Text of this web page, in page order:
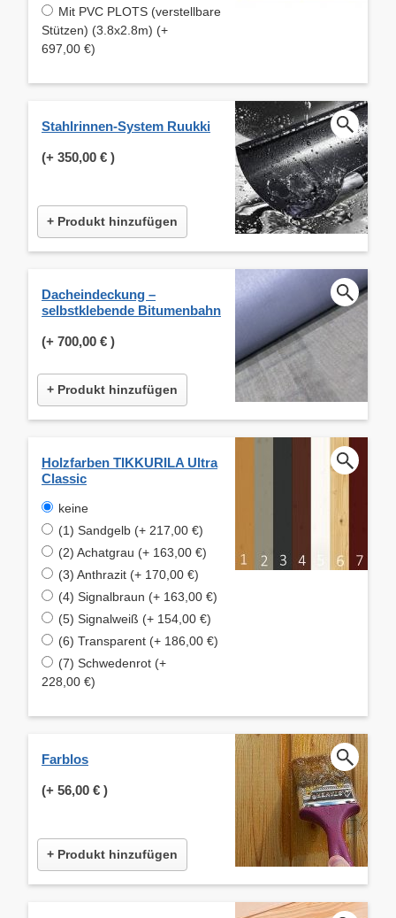
Mit PVC PLOTS (verstellbare
Stützen) (3.8x2.8m) (+
697,00 €)
Stahlrinnen-System Ruukki
(+ 350,00 € )
+ Produkt hinzufügen
Dacheindeckung –
selbstklebende Bitumenbahn
(+ 700,00 € )
+ Produkt hinzufügen
Holzfarben TIKKURILA Ultra
Classic
keine
(1) Sandgelb (+ 217,00 €)
(2) Achatgrau (+ 163,00 €)
(3) Anthrazit (+ 170,00 €)
(4) Signalbraun (+ 163,00 €)
(5) Signalweiß (+ 154,00 €)
(6) Transparent (+ 186,00 €)
(7) Schwedenrot (+
228,00 €)
Farblos
(+ 56,00 € )
+ Produkt hinzufügen